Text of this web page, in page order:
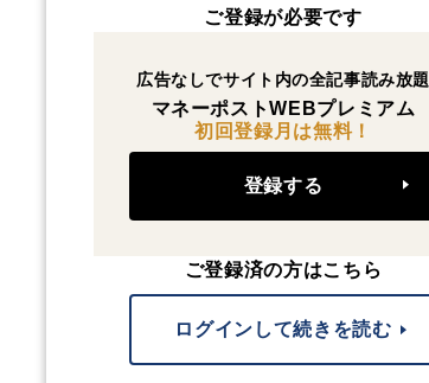
ご登録が必要です
広告なしでサイト内の全記事読み放題
マネーポストWEBプレミアム
初回登録月は無料！
登録する
ご登録済の方はこちら
ログインして続きを読む